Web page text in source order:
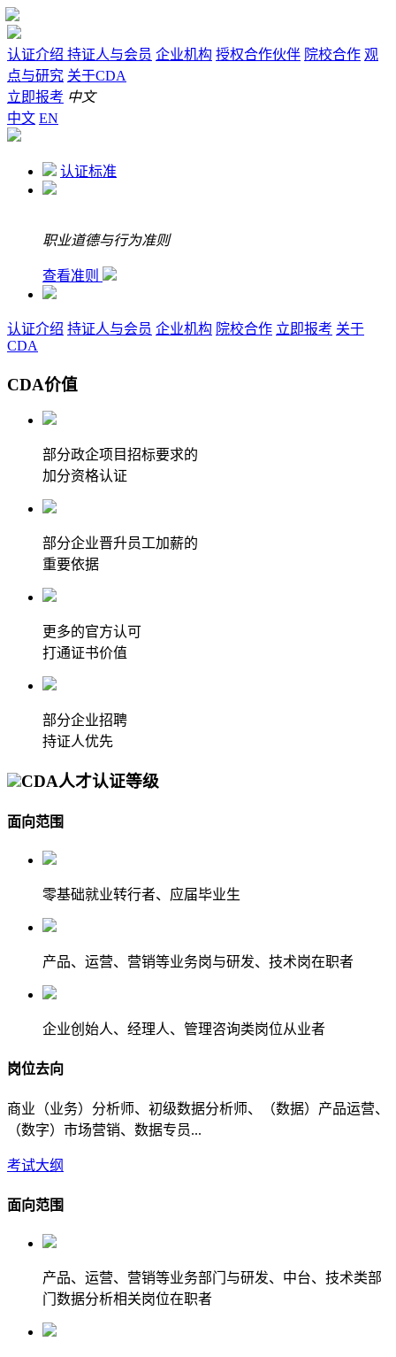
认证介绍 持证人与会员 企业机构 授权合作伙伴 院校合作 观
点与研究 关于CDA
立即报考 中文
中文 EN
认证标准
职业道德与行为准则
查看准则
认证介绍 持证人与会员 企业机构 院校合作 立即报考 关于
CDA
CDA价值
部分政企项目招标要求的
加分资格认证
部分企业晋升员工加薪的
重要依据
更多的官方认可
打通证书价值
部分企业招聘
持证人优先
CDA人才认证等级
面向范围
零基础就业转行者、应届毕业生
产品、运营、营销等业务岗与研发、技术岗在职者
企业创始人、经理人、管理咨询类岗位从业者
岗位去向
商业（业务）分析师、初级数据分析师、（数据）产品运营、
（数字）市场营销、数据专员...
考试大纲
面向范围
产品、运营、营销等业务部门与研发、中台、技术类部
门数据分析相关岗位在职者